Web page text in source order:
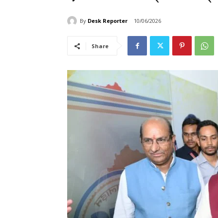
By Desk Reporter 10/06/2026
Share